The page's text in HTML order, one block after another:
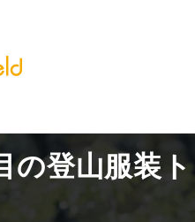
2024年注目の登山服装トレン
の登山服装